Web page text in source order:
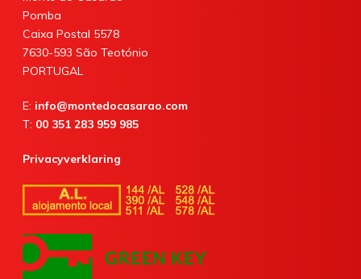
Pomba
Caixa Postal 5578
7630-593 São Teotónio
PORTUGAL
E: info@montedocasarao.com
T: 00 351 283 959 985
Privacyverklaring